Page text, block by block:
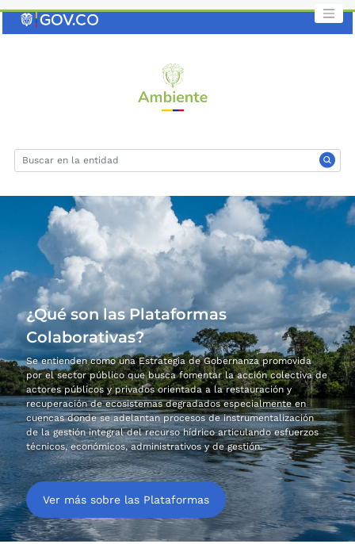
¿Qué son las Plataformas
Colaborativas?
Se entienden como una Estrategia de Gobernanza promovida
por el sector público que busca fomentar la acción colectiva de
actores públicos y privados orientada a la restauración y
recuperación de ecosistemas degradados especialmente en
cuencas donde se adelantan procesos de instrumentalización
de la gestión integral del recurso hídrico articulando esfuerzos
técnicos, económicos, administrativos y de gestión.
Ver más sobre las Plataformas